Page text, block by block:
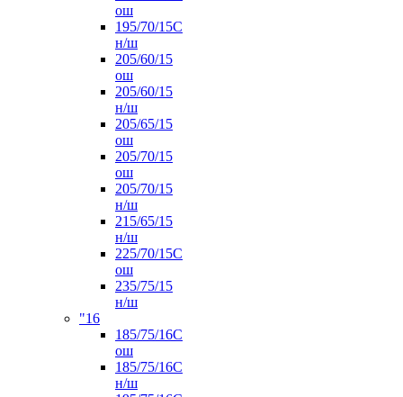
ош
195/70/15С
н/ш
205/60/15
ош
205/60/15
н/ш
205/65/15
ош
205/70/15
ош
205/70/15
н/ш
215/65/15
н/ш
225/70/15С
ош
235/75/15
н/ш
"16
185/75/16С
ош
185/75/16С
н/ш